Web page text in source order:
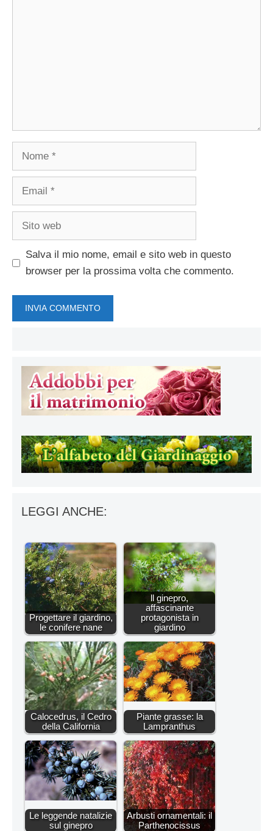
Nome
Email
Sito
Salva il mio nome, email e sito web in questo
browser per la prossima volta che commento.
LEGGI ANCHE:
Progettare il giardino,
le conifere nane
ll ginepro,
affascinante
protagonista in
giardino
Calocedrus, il Cedro
della California
Piante grasse: la
Lampranthus
Le leggende natalizie
sul ginepro
Arbusti ornamentali: il
Parthenocissus